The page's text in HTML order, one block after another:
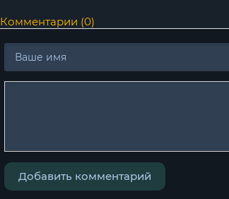
Комментарии (0)
Добавить комментарий